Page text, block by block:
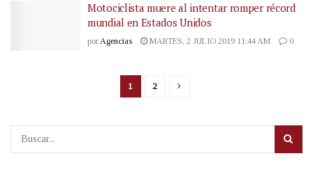
Motociclista muere al intentar romper récord
mundial en Estados Unidos
porAgencias MARTES, 2 JULIO 2019 11:44 AM 0
1 2